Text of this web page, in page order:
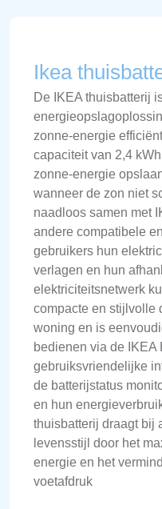
Ikea
De IKEA thuisbatterij
zonne-energie
capaciteit van 2,4
zonne-energie
wanneer de zon niet
naadloos samen met
andere compatibele
gebruikers hun
verlagen en hun
elektriciteitsnetwerk
compacte en stijlvolle
woning en is
bedienen via de IKEA
gebruiksvriendelijke
de batterijstatus
en hun
thuisbatterij draagt bij
levensstijl door het
energie en het
voetafdruk